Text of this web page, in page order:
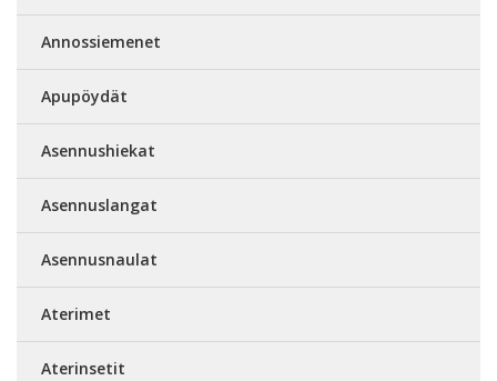
Annossiemenet
Apupöydät
Asennushiekat
Asennuslangat
Asennusnaulat
Aterimet
Aterinsetit